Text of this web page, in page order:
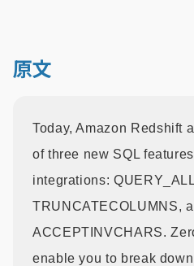
原文
Today, Amazon Redshift
of three new SQL
integrations:
TRUNCATECOLUMNS,
ACCEPTINVCHARS.
enable you to break